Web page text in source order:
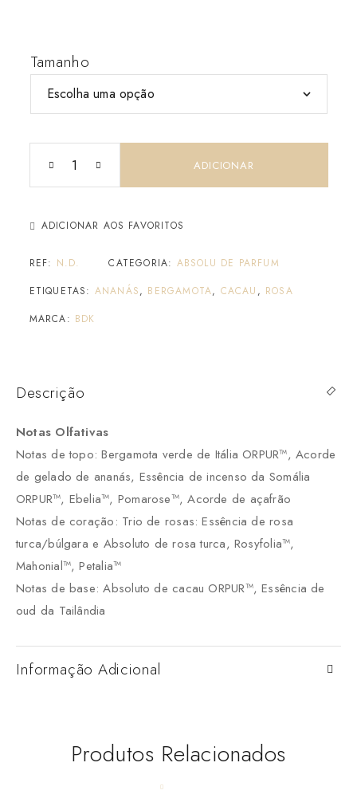
Tamanho
ADICIONAR
ADICIONAR AOS FAVORITOS
REF: N.D. CATEGORIA: ABSOLU DE PARFUM
ETIQUETAS: ANANÁS, BERGAMOTA, CACAU , ROSA
MARCA: BDK
Descrição
Notas Olfativas
Notas de topo: Bergamota verde de Itália ORPUR™, Acorde
de gelado de ananás, Essência de incenso da Somália
ORPUR™, Ebelia™, Pomarose™, Acorde de açafrão
Notas de coração: Trio de rosas: Essência de rosa
turca/búlgara e Absoluto de rosa turca, Rosyfolia™,
Mahonial™, Petalia™
Notas de base: Absoluto de cacau ORPUR™, Essência de
oud da Tailândia
Informação Adicional
Produtos Relacionados